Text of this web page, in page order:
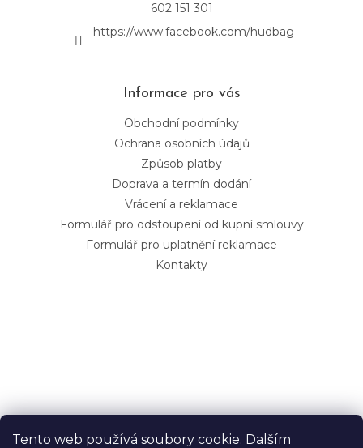
Tento web používá soubory cookie. Dalším
602 151 301
https://www.facebook.com/hudbag
Informace pro vás
Obchodní podmínky
Ochrana osobních údajů
Způsob platby
Doprava a termín dodání
Vrácení a reklamace
Formulář pro odstoupení od kupní smlouvy
Formulář pro uplatnění reklamace
Kontakty